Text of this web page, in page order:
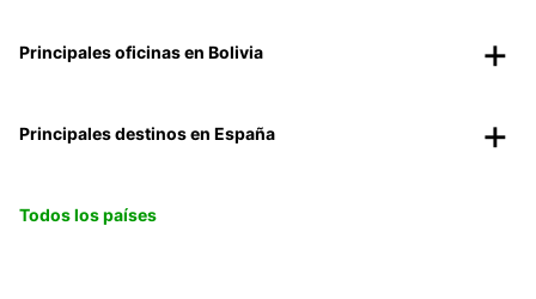
Principales oficinas en Bolivia
Principales destinos en España
Todos los países